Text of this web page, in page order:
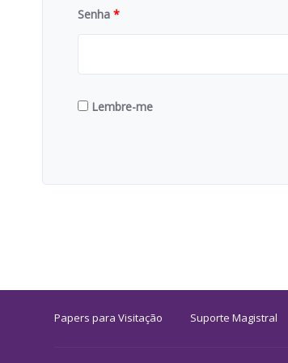
Senha *
Lembre-me
Papers para Visitação Suporte Magistral